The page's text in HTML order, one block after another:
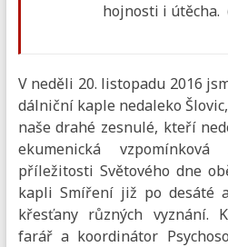
hojnosti i útěcha.
V neděli 20. listopadu 2016
dálniční kaple nedaleko
naše drahé zesnulé, kteří
ekumenická
příležitosti Světového dne
kapli Smíření již po desáté
křesťany různých vyznání.
farář a koordinátor